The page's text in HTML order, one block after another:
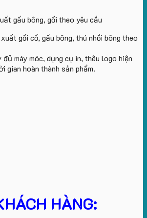
gối cổ, gấu bông, thú nhồi bông theo
máy móc, dụng cụ in, thêu logo hiện
gian hoàn thành sản phẩm.
HÀNG: